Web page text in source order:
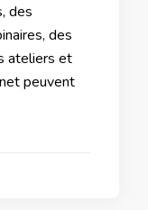
des
des
ateliers et
peuvent